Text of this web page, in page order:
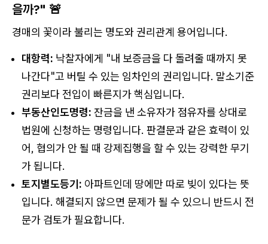
을까?" 🚨
경매의 꽃이라 불리는 명도와 권리관계 용어입니다.
대항력: 낙찰자에게 "내 보증금을 다 돌려줄 때까지 못
나간다"고 버틸 수 있는 임차인의 권리입니다. 말소기준
권리보다 전입이 빠른지가 핵심입니다.
부동산인도명령: 잔금을 낸 소유자가 점유자를 상대로
법원에 신청하는 명령입니다. 판결문과 같은 효력이 있
어, 협의가 안 될 때 강제집행을 할 수 있는 강력한 무기
가 됩니다.
토지별도등기: 아파트인데 땅에만 따로 빚이 있다는 뜻
입니다. 해결되지 않으면 문제가 될 수 있으니 반드시 전
문가 검토가 필요합니다.